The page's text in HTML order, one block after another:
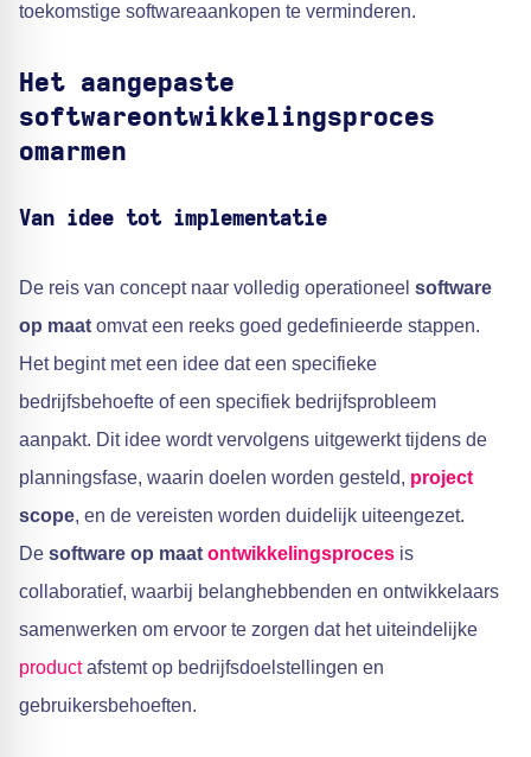
toekomstige softwareaankopen te verminderen.
Het aangepaste
softwareontwikkelingsproces
omarmen
Van idee tot implementatie
De reis van concept naar volledig operationeel software
op maat omvat een reeks goed gedefinieerde stappen.
Het begint met een idee dat een specifieke
bedrijfsbehoefte of een specifiek bedrijfsprobleem
aanpakt. Dit idee wordt vervolgens uitgewerkt tijdens de
planningsfase, waarin doelen worden gesteld, project
scope, en de vereisten worden duidelijk uiteengezet.
De software op maat ontwikkelingsproces is
collaboratief, waarbij belanghebbenden en ontwikkelaars
samenwerken om ervoor te zorgen dat het uiteindelijke
productafstemt op bedrijfsdoelstellingen en
gebruikersbehoeften.